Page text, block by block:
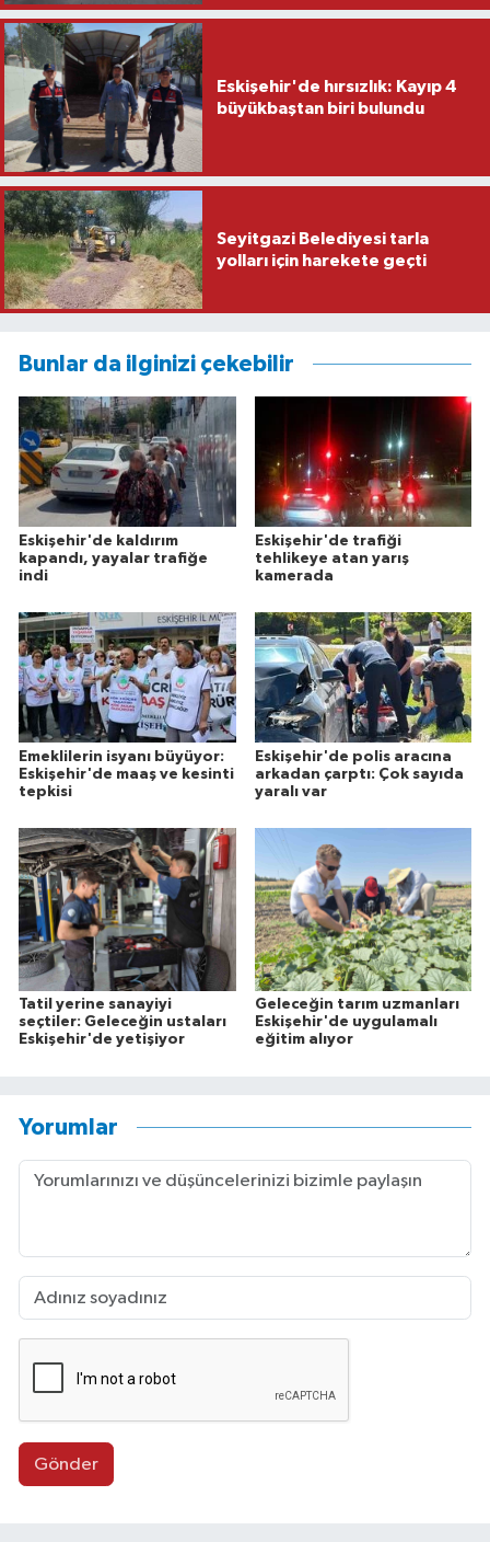
Eskişehir'de hırsızlık: Kayıp 4
büyükbaştan biri bulundu
Seyitgazi Belediyesi tarla
yolları için harekete geçti
Bunlar da ilginizi çekebilir
Eskişehir'de kaldırım
kapandı, yayalar trafiğe
indi
Eskişehir'de trafiği
tehlikeye atan yarış
kamerada
Emeklilerin isyanı büyüyor:
Eskişehir'de maaş ve kesinti
tepkisi
Eskişehir'de polis aracına
arkadan çarptı: Çok sayıda
yaralı var
Tatil yerine sanayiyi
seçtiler: Geleceğin ustaları
Eskişehir'de yetişiyor
Geleceğin tarım uzmanları
Eskişehir'de uygulamalı
eğitim alıyor
Yorumlar
Gönder